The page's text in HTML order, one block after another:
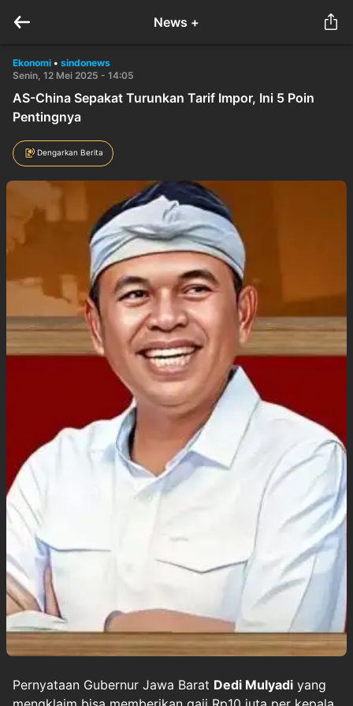
News +
Ekonomi • sindonews
Senin, 12 Mei 2025 - 14:05
AS-China Sepakat Turunkan Tarif Impor, Ini 5 Poin
Pentingnya
Dengarkan Berita
Pernyataan Gubernur Jawa Barat Dedi Mulyadi yang